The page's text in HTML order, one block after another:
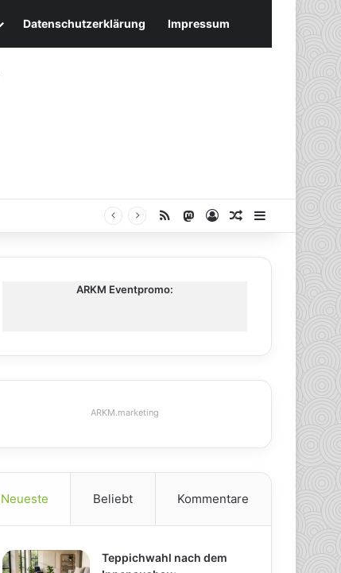
Datenschutzerklärung Impressum
RSS Mastodon
AnmeldenZufälliger
ARKM Eventpromo:
ARKM.marketing
Neueste Beliebt Kommentare
Teppichwahl nach dem